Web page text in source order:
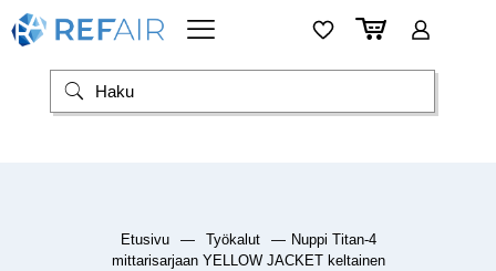
Etusivu — Työkalut — Nuppi Titan-4
mittarisarjaan YELLOW JACKET keltainen